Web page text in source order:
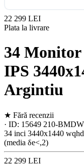
22 299 LEI
Plata la livrare
34
IPS
Argintiu
★ Fără recenzii
· ID: 15649 210-BMDW
34 inci 3440x1440 wqhd
(media δe<,2)
22 299 LEI